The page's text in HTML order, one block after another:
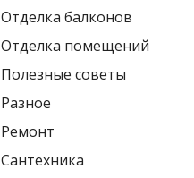
Отделка балконов
Отделка помещений
Полезные советы
Разное
Ремонт
Сантехника